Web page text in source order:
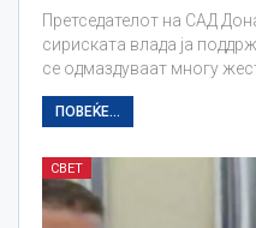
Претседателот на САД
сириската влада ја
се одмаздуваат многу
ПОВЕЌЕ...
СВЕТ